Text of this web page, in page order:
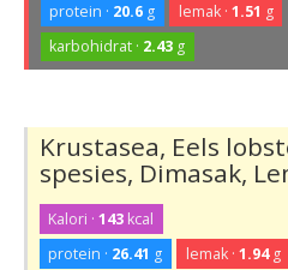
protein · 20.6 g lemak · 1.51 g
karbohidrat · 2.43 g
Krustasea, Eels
spesies, Dimasak,
Kalori ·143 kcal
protein · 26.41 g lemak · 1.94g